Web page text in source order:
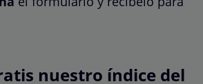
nuestro índice del